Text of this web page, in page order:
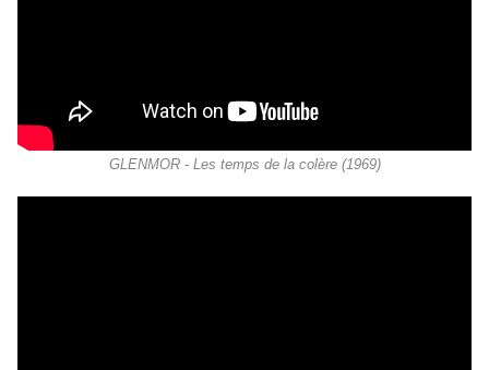
GLENMOR - Les temps de la colère (1969)